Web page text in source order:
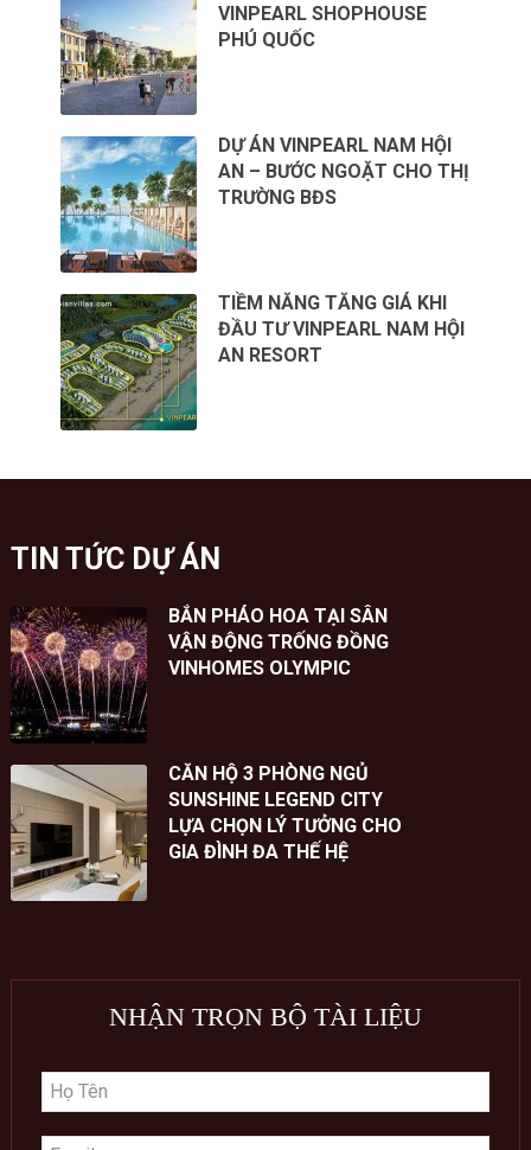
VINPEARL SHOPHOUSE
PHÚ QUỐC
DỰ ÁN VINPEARL NAM HỘI
AN – BƯỚC NGOẶT CHO THỊ
TRƯỜNG BĐS
TIỀM NĂNG TĂNG GIÁ KHI
ĐẦU TƯ VINPEARL NAM HỘI
AN RESORT
TIN TỨC DỰ ÁN
BẮN PHÁO HOA TẠI SÂN
VẬN ĐỘNG TRỐNG ĐỒNG
VINHOMES OLYMPIC
CĂN HỘ 3 PHÒNG NGỦ
SUNSHINE LEGEND CITY
LỰA CHỌN LÝ TƯỞNG CHO
GIA ĐÌNH ĐA THẾ HỆ
NHẬN TRỌN BỘ TÀI LIỆU